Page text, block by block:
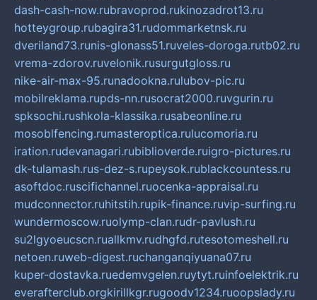
dash-cash-now.rubravoprod.rukinozadrot13.ru
hotteygroup.rubagira31.rudommarketnsk.ru
dveriland73.runis-glonass51.ruveles-doroga.rutb02.ru
vrema-zdorov.ruvelonik.rusurgutgloss.ru
nike-air-max-95.runadookna.rulubov-pic.ru
mobilreklama.rupds-nn.rusocrat2000.ruvgurin.ru
spksochi.rushkola-klassika.rusabeonline.ru
mosoblfencing.rumasteroptica.rulucomoria.ru
iration.rudevanagari.rubiblioverde.ruigro-pictures.ru
dk-tulamash.rus-dez-s.rupeysok.rublackcountess.ru
asoftdoc.ruscifichannel.ruocenka-appraisal.ru
mudconnector.ruhitstih.rupik-finance.ruvip-surfing.ru
wundermoscow.ruolymp-clan.rudr-pavlush.ru
su2lgyoeucscn.ruallkmv.rudhgfd.rutesotomeshell.ru
netoen.ruweb-digest.ruchanganqiyuana07.ru
kuper-dostavka.ruedemvgelen.ruytyt.ruinfoelektrik.ru
everafterclub.orgkirillkgr.rugoodv1234.ruoopslady.ru